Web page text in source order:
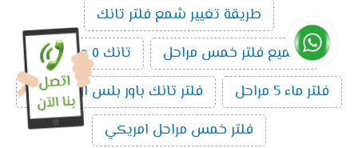
طريقة تغيير شمع فلتر تانك
تجميع فلتر خمس مراحل
تانك ٥ مراحل
فلتر ماء 5 مراحل
فلتر تانك باور بلس ال5 مراحل
فلتر خمس مراحل امريكي